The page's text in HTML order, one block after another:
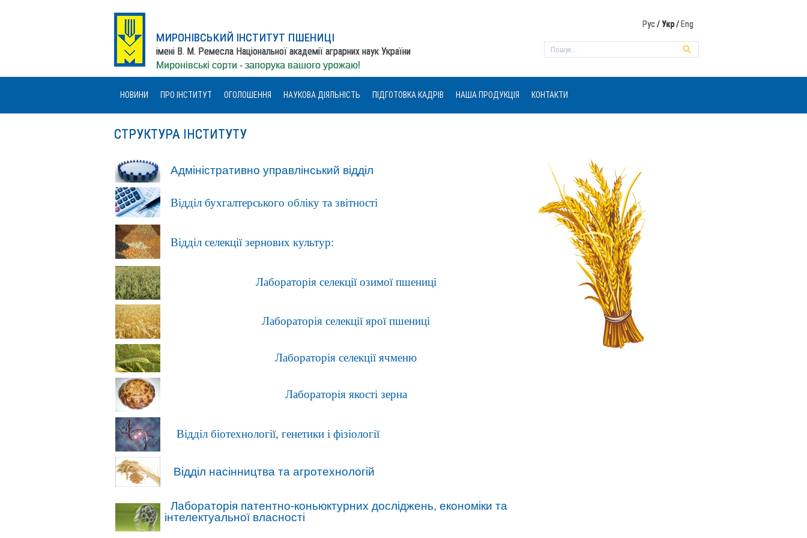
МИРОНІВСЬКИЙ ІНСТИТУТ ПШЕНИЦІ
імені В. М. Ремесла Національної академії аграрних наук України
Миронівські сорти - запорука вашого урожаю!
Рус /Укр/ Eng
НОВИНИ ПРО ІНСТИТУТ ОГОЛОШЕННЯ НАУКОВА ДІЯЛЬНІСТЬ ПІДГОТОВКА КАДРІВ НАША ПРОДУКЦІЯ КОНТАКТИ
СТРУКТУРА ІНСТИТУТУ
Адміністративно управлінський відділ
Відділ бухгалтерського обліку та звітності
Відділ селекції зернових культур:
Лабораторія селекції озимої пшениці
Лабораторія селекції ярої пшениці
Лабораторія селекції ячменю
Лабораторія якості зерна
Відділ біотехнології, генетики і фізіології
Відділ насінництва та агротехнологій
Лабораторія патентно-коньюктурних досліджень, економіки та
інтелектуальної власності